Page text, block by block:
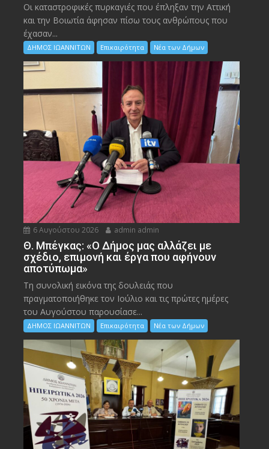
Οι καταστροφικές πυρκαγιές που έπληξαν την Αττική
και την Bοιωτία άφησαν πίσω τους ανθρώπους που
έχασαν...
ΔΗΜΟΣ ΙΩΑΝΝΙΤΩΝ Επικαιρότητα Νέα των Δήμων
6 Αυγούστου 2026 admin admin
Θ. Μπέγκας: «Ο Δήμος μας αλλάζει με
σχέδιο, επιμονή και έργα που αφήνουν
αποτύπωμα»
Τη συνολική εικόνα της δουλειάς που
πραγματοποιήθηκε τον Ιούλιο και τις πρώτες ημέρες
του Αυγούστου παρουσίασε...
ΔΗΜΟΣ ΙΩΑΝΝΙΤΩΝ Επικαιρότητα Νέα των Δήμων